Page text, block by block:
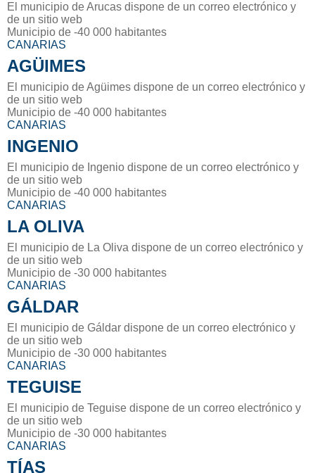
El municipio de Arucas dispone de un correo electrónico y
de un sitio web
Municipio de -40 000 habitantes
CANARIAS
AGÜIMES
El municipio de Agüimes dispone de un correo electrónico y
de un sitio web
Municipio de -40 000 habitantes
CANARIAS
INGENIO
El municipio de Ingenio dispone de un correo electrónico y
de un sitio web
Municipio de -40 000 habitantes
CANARIAS
LA OLIVA
El municipio de La Oliva dispone de un correo electrónico y
de un sitio web
Municipio de -30 000 habitantes
CANARIAS
GÁLDAR
El municipio de Gáldar dispone de un correo electrónico y
de un sitio web
Municipio de -30 000 habitantes
CANARIAS
TEGUISE
El municipio de Teguise dispone de un correo electrónico y
de un sitio web
Municipio de -30 000 habitantes
CANARIAS
TÍAS